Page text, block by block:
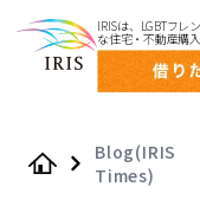
IRISは、LGBTフレ
な住宅・不動産購
Blog(IRIS
Times)